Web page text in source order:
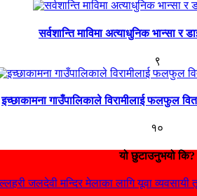
सर्वशान्ति माविमा अत्याधुनिक भान्सा र
९
इच्छाकामना गाउँपालिकाले विरामीलाई फलफुल
१०
यो छुटाउनुभयो कि?